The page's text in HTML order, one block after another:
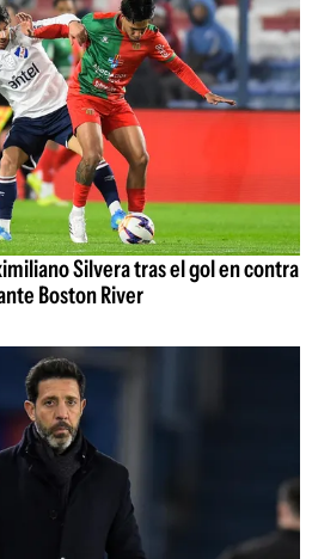
Silvera tras el gol en contra
Boston River